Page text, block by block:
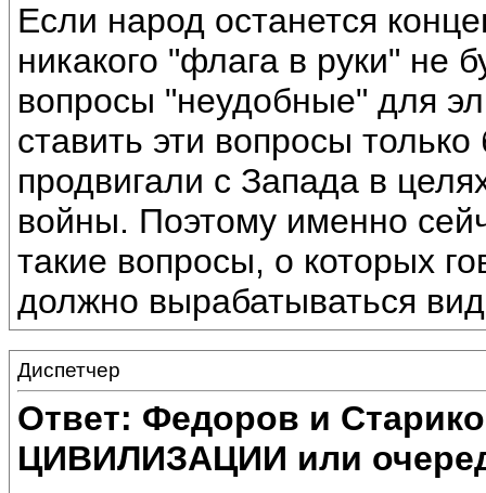
Если народ останется
никакого "флага в руки" не
вопросы "неудобные" для
ставить эти вопросы
продвигали с Запада в
войны. Поэтому именно
такие вопросы, о которых
должно вырабатываться
Диспетчер
Ответ: Федоров и
ЦИВИЛИЗАЦИИ или